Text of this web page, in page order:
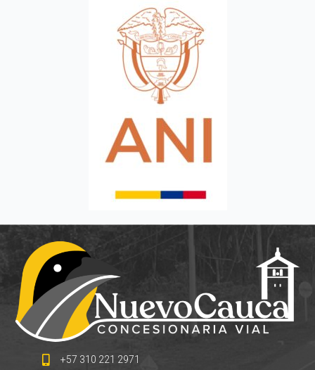
+57 310 221 2971